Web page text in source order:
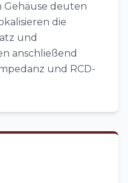
deuten
die
und
anschließend
und RCD-